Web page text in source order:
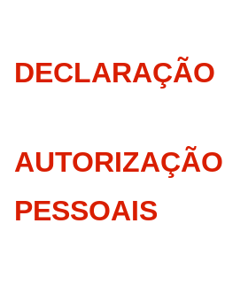
DECLARAÇÃO
PESSOAIS